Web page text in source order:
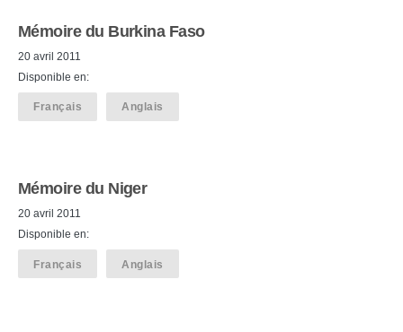
Mémoire du Burkina Faso
20 avril 2011
Disponible en:
Français Anglais
Mémoire du Niger
20 avril 2011
Disponible en:
Français Anglais